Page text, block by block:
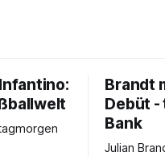
Brandt
Debüt -
Bank
Julian